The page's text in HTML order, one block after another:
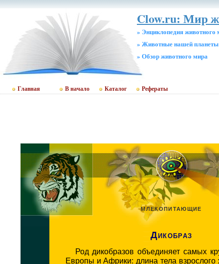
Clow.ru: Мир
» Энциклопедия животного
» Животные нашей планеты
» Обзор животного мира
Главная В начало Каталог Рефераты
МЛЕКОПИТАЮЩИЕ
Дикобраз
Род дикобразов объединяет самых
Европы и Африки: длина тела взрослого